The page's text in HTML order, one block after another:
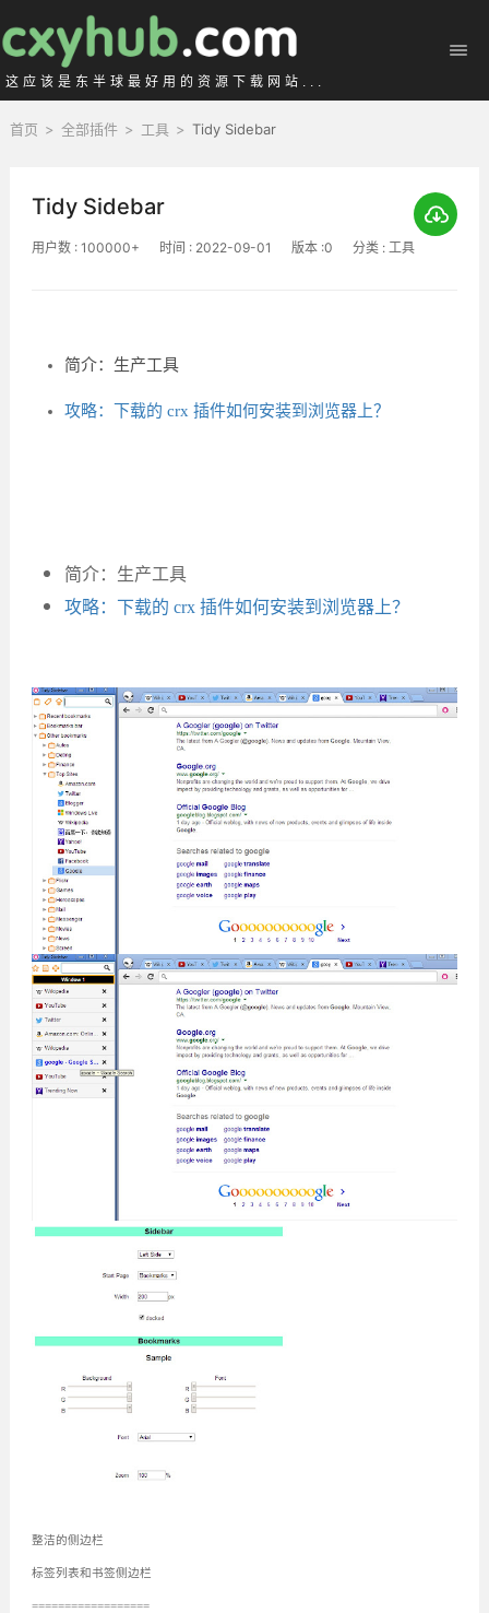
这应该是东半球最好用的资源下载网站...
首页 > 全部插件 > 工具 > Tidy Sidebar
Tidy Sidebar
用户数 : 100000+ 时间 : 2022-09-01 版本 :0 分类 : 工具
简介：生产工具
攻略：下载的 crx 插件如何安装到浏览器上？
简介：生产工具
攻略：下载的 crx 插件如何安装到浏览器上？
整洁的侧边栏
标签列表和书签侧边栏
==================